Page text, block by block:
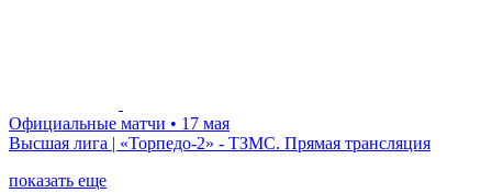
Официальные матчи • 17 мая
Высшая лига | «Торпедо-2» - ТЗМС. Прямая трансляция
показать еще